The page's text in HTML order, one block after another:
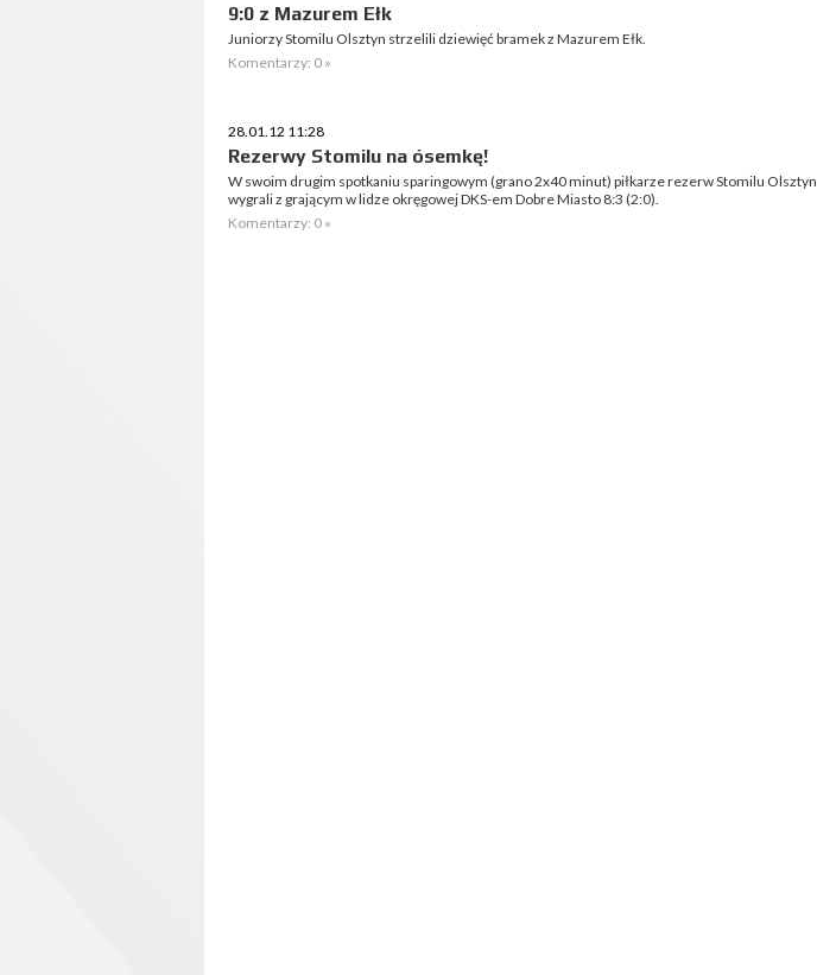
9:0 z Mazurem Ełk
Juniorzy Stomilu Olsztyn strzelili dziewięć bramek z Mazurem Ełk.
Komentarzy: 0 »
28.01.12 11:28
Rezerwy Stomilu na ósemkę!
W swoim drugim spotkaniu sparingowym (grano 2x40 minut) piłkarze rezerw Stomilu Olsztyn
wygrali z grającym w lidze okręgowej DKS-em Dobre Miasto 8:3 (2:0).
Komentarzy: 0 »